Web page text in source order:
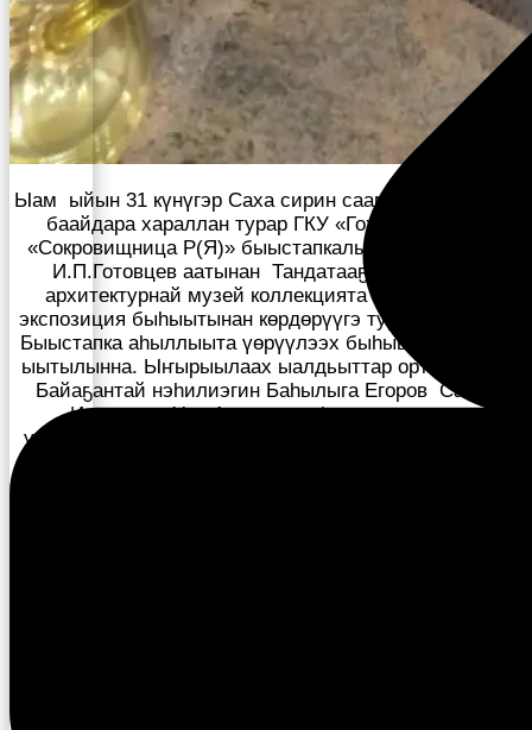
Ыам ыйын 31 күнүгэр Саха сирин саамай сыаналаах
баайдара хараллан турар ГКУ «Гохран РС(Я)»
«Сокровищница Р(Я)» быыстапкалыыр саалатыгар
И.П.Готовцев аатынан Тандатааҕы историко-
архитектурнай музей коллекцията бэйэтэ анал
экспозиция быһыытынан көрдөрүүгэ туруоруллунна.
Быыстапка аһыллыыта үөрүүлээх быһыыга-майгыга
ыытылынна. Ыҥырыылаах ыалдьыттар ортолоругар
Байаҕантай нэһилиэгин Баһылыга Егоров Савва
Иванович, Уус Алдан улууһун култуураҕа
управлениетын начальнигын солбуйааччы Павлова